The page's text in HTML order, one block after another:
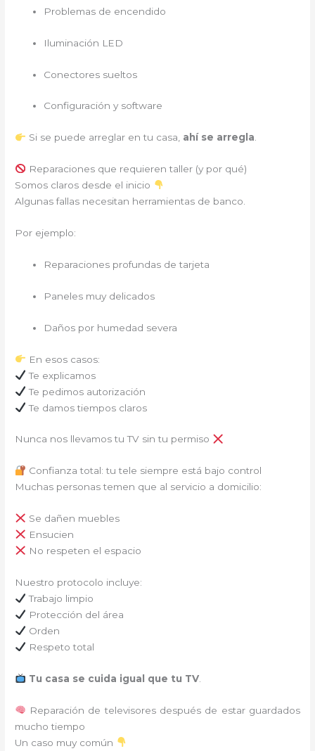
Problemas de encendido
Iluminación LED
Conectores sueltos
Configuración y software
Si se puede arreglar en tu casa, ahí se arregla.
Reparaciones que requieren taller (y por qué)
Somos claros desde el inicio
Algunas fallas necesitan herramientas de banco.
Por ejemplo:
Reparaciones profundas de tarjeta
Paneles muy delicados
Daños por humedad severa
En esos casos:
Te explicamos
Te pedimos autorización
Te damos tiempos claros
Nunca nos llevamos tu TV sin tu permiso
Confianza total: tu tele siempre está bajo control
Muchas personas temen que al servicio a domicilio:
Se dañen muebles
Ensucien
No respeten el espacio
Nuestro protocolo incluye:
Trabajo limpio
Protección del área
Orden
Respeto total
Tu casa se cuida igual que tu TV.
Reparación de televisores después de estar guardados
mucho tiempo
Un caso muy común